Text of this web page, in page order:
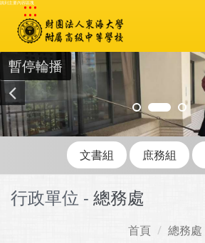
跳到主要內容區塊
:::
暫停輪播
文書組 庶務組
行政單位 - 總務處
首頁 總務處